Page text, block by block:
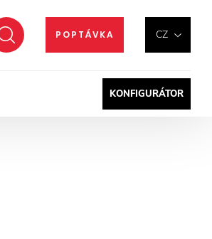
CZ
POPTÁVKA
Hledat
KONFIGURÁTOR